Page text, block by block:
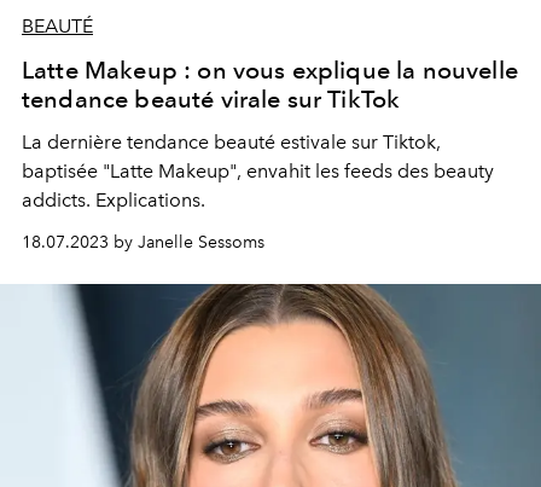
BEAUTÉ
Latte Makeup : on vous explique la nouvelle
tendance beauté virale sur TikTok
La dernière tendance beauté estivale sur Tiktok,
baptisée "Latte Makeup", envahit les feeds des beauty
addicts. Explications.
18.07.2023 by Janelle Sessoms